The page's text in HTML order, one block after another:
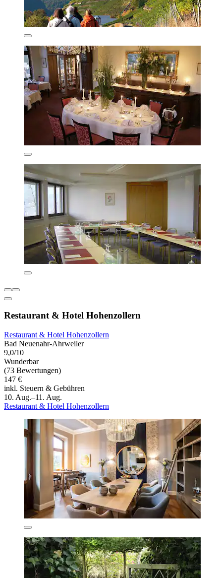
Restaurant & Hotel Hohenzollern
Restaurant & Hotel Hohenzollern
Bad Neuenahr-Ahrweiler
9,0/10
Wunderbar
(73 Bewertungen)
147 €
inkl. Steuern & Gebühren
10. Aug.–11. Aug.
Restaurant & Hotel Hohenzollern